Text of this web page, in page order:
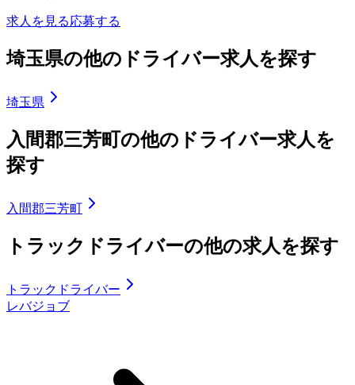
求人を見る応募する
埼玉県の他のドライバー求人を探す
埼玉県
入間郡三芳町の他のドライバー求人を
探す
入間郡三芳町
トラックドライバーの他の求人を探す
トラックドライバー
レバジョブ